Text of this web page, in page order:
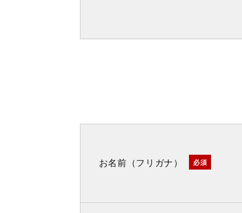
お名前（フリガナ） 必須